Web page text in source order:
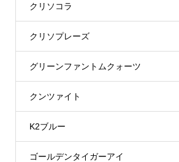
クリソコラ
クリソプレーズ
グリーンファントムクォーツ
クンツァイト
K2ブルー
ゴールデンタイガーアイ